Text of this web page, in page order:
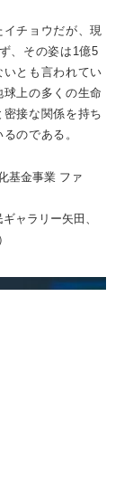
チョウだが、現
、その姿は1億5
とも言われてい
上の多くの生命
接な関係を持ち
のである。
基金事業 ファ
ャラリー矢田、